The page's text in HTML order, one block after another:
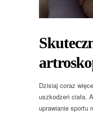
Dzisiaj coraz
uszkodzeń ciała.
uprawianie sportu